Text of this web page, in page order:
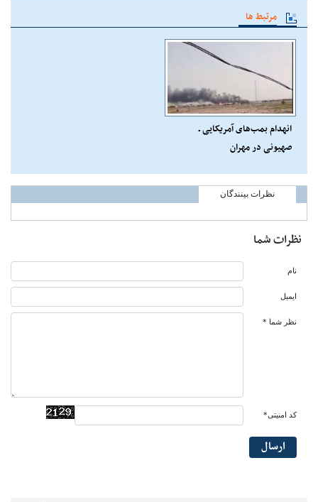
مرتبط ها
انهدام بمب‌های آمریکایی ـ
صهیونی ‌در مهران
نظرات بینندگان
نظرات شما
نام
ایمیل
نظر شما *
کد امنیتی*
ارسال